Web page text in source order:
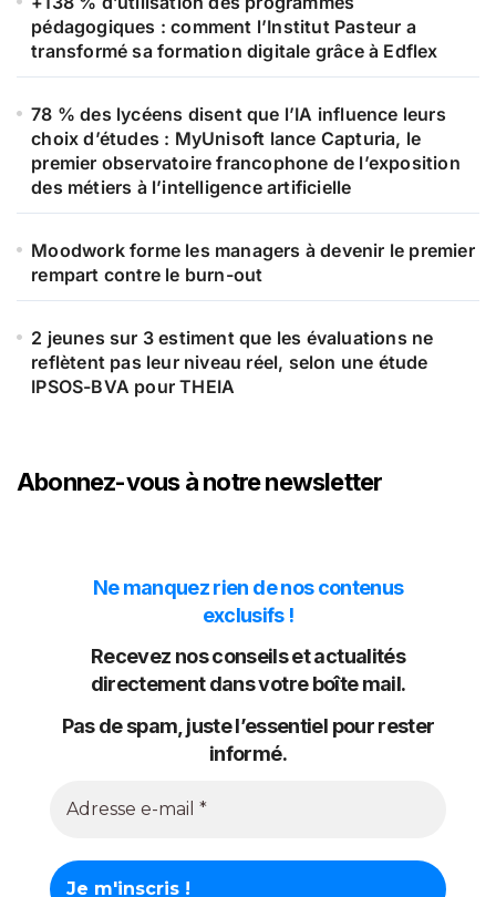
pédagogiques : comment l’Institut Pasteur a
transformé sa formation digitale grâce à Edflex
78 % des lycéens disent que l’IA influence leurs
choix d’études : MyUnisoft lance Capturia, le
premier observatoire francophone de l’exposition
des métiers à l’intelligence artificielle
Moodwork forme les managers à devenir le premier
rempart contre le burn-out
2 jeunes sur 3 estiment que les évaluations ne
reflètent pas leur niveau réel, selon une étude
IPSOS-BVA pour THEIA
Abonnez-vous à notre newsletter
Ne manquez rien de nos contenus
exclusifs !
Recevez nos conseils et actualités
directement dans votre boîte mail.
Pas de spam, juste l’essentiel pour rester
informé.